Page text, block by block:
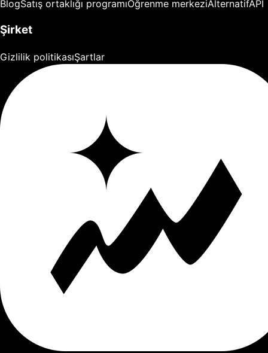
BlogSatış ortaklığı programıÖğrenme merkeziAlternatifAPI
Şirket
Gizlilik politikasıŞartlar